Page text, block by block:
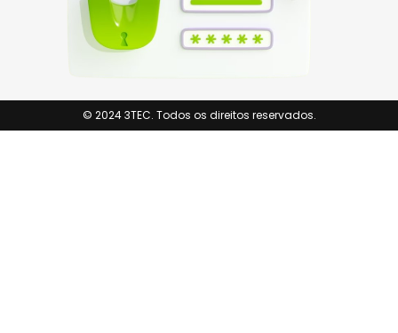
© 2024 3TEC. Todos os direitos reservados.